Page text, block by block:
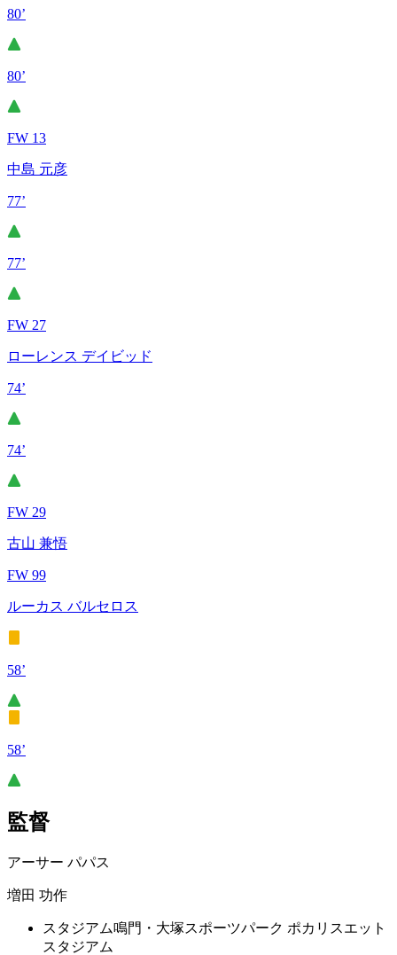
80’
80’
FW 13
中島 元彦
77’
77’
FW 27
ローレンス デイビッド
74’
74’
FW 29
古山 兼悟
FW 99
ルーカス バルセロス
58’
58’
監督
アーサー パパス
増田 功作
スタジアム鳴門・大塚スポーツパーク ポカリスエット
スタジアム